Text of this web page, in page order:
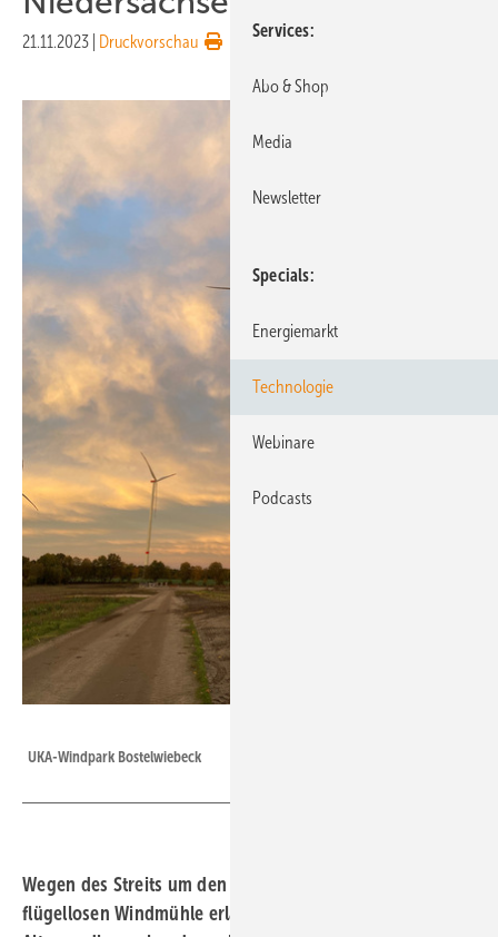
21.11.2023 Druckvorschau
UKA-Windpark Bostelwiebeck
Wegen des Streits um den Denkmalsschutz einer
flügellosen Windmühle erlangte das Projekt in
Services
Abo & Shop
Media
Newsletter
Specials
Energiemarkt
Technologie
Webinare
Podcasts